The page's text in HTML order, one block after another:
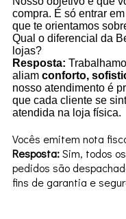
compra. É só entrar
que te orientamos
Qual o diferencial da
lojas?
Resposta:
aliam conforto,
nosso atendimento é
que cada cliente se
atendida na loja física.
Vocês emitem nota
Resposta:Sim, todos
pedidos são
fins de garantia e